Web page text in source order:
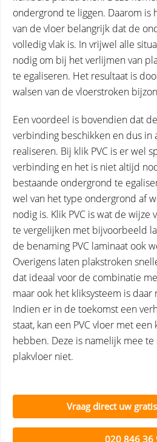
ondergrond te liggen. Daarom is
van de vloer belangrijk dat de
volledig vlak is. In vrijwel alle
nodig om bij het verlijmen van
te egaliseren. Het resultaat is
walsen van de vloerstroken
Een voordeel is bovendien dat
verbinding beschikken en dus in
realiseren. Bij klik PVC is er wel
verbinding en het is niet altijd
bestaande ondergrond te
wel van het type ondergrond af
nodig is. Klik PVC is wat de
te vergelijken met bijvoorbeeld
de benaming PVC laminaat ook
Overigens laten plakstroken
dat ideaal voor de combinatie
maar ook het kliksysteem is
Indien er in de toekomst een
staat, kan een PVC vloer met
hebben. Deze is namelijk mee
plakvloer niet.
Vraag direct uw
020 846 36